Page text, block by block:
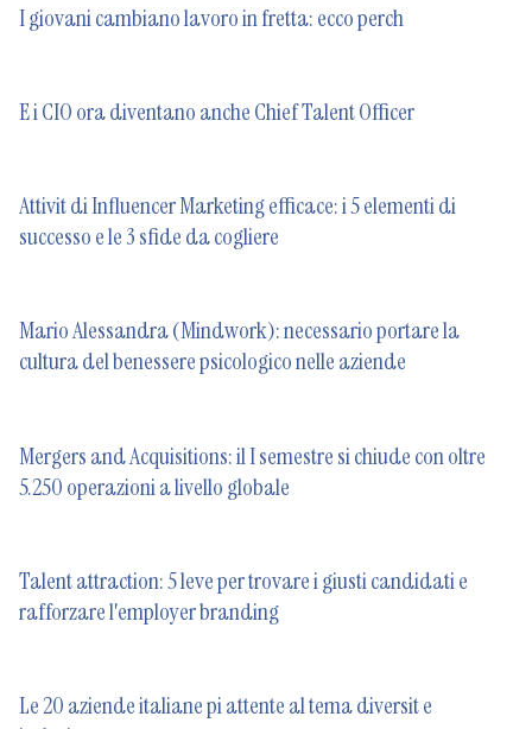
I giovani cambiano lavoro in fretta: ecco perch
E i CIO ora diventano anche Chief Talent Officer
Attivit di Influencer Marketing efficace: i 5 elementi di
successo e le 3 sfide da cogliere
Mario Alessandra (Mindwork): necessario portare la
cultura del benessere psicologico nelle aziende
Mergers and Acquisitions: il I semestre si chiude con oltre
5.250 operazioni a livello globale
Talent attraction: 5 leve per trovare i giusti candidati e
rafforzare l'employer branding
Le 20 aziende italiane pi attente al tema diversit e